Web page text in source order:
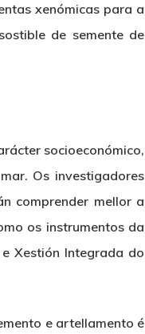
xenómicas para a
de semente de
socioeconómico,
Os investigadores
comprender mellor a
os instrumentos da
Xestión Integrada do
e artellamento é